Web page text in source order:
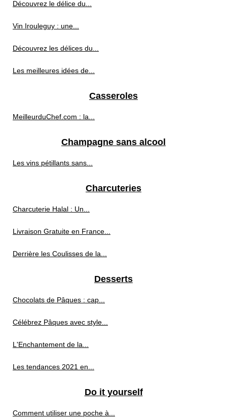
Découvrez le délice du...
Vin Irouleguy : une...
Découvrez les délices du...
Les meilleures idées de...
Casseroles
MeilleurduChef.com : la...
Champagne sans alcool
Les vins pétillants sans...
Charcuteries
Charcuterie Halal : Un...
Livraison Gratuite en France...
Derrière les Coulisses de la...
Desserts
Chocolats de Pâques : cap...
Célébrez Pâques avec style...
L'Enchantement de la...
Les tendances 2021 en...
Do it yourself
Comment utiliser une poche à...